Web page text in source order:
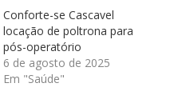
Conforte-se Cascavel
locação de poltrona para
pós-operatório
6 de agosto de 2025
Em "Saúde"